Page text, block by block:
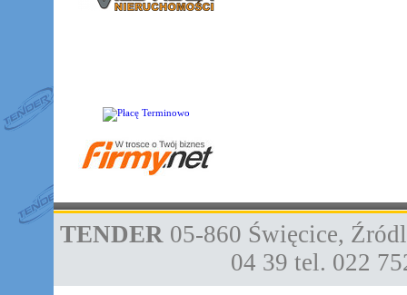
TENDER 05-860 Święcice,
04 39 tel. 022